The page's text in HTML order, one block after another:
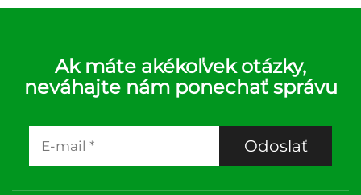
Ak máte akékoľvek otázky,
neváhajte nám ponechať správu
Odoslať